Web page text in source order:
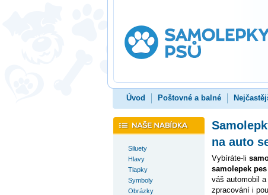
Úvod Poštovné a balné
Siluety
Hlavy
Tlapky
Symboly
Obrázky
na auto
Vybíráte-li
samolepek
váš automobil
zpracování i